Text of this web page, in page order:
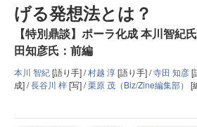
げる発想法とは？
【特別鼎談】ポーラ化成 本川智紀
田知彦氏：前編
本川 智紀[語り手] /村越 淳[語り手] /寺田 知彦[
成] /長谷川 梓[写] /栗原 茂（Biz/Zine編集部） [